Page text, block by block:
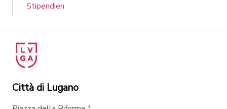
Stipendien
Città di Lugano